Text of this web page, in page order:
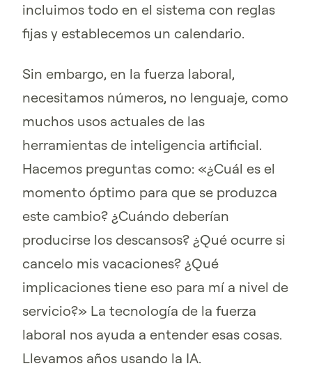
incluimos todo en el sistema con reglas
fijas y establecemos un calendario.
Sin embargo, en la fuerza laboral,
necesitamos números, no lenguaje, como
muchos usos actuales de las
herramientas de inteligencia artificial.
Hacemos preguntas como: «¿Cuál es el
momento óptimo para que se produzca
este cambio? ¿Cuándo deberían
producirse los descansos? ¿Qué ocurre si
cancelo mis vacaciones? ¿Qué
implicaciones tiene eso para mí a nivel de
servicio?» La tecnología de la fuerza
laboral nos ayuda a entender esas cosas.
Llevamos años usando la IA.